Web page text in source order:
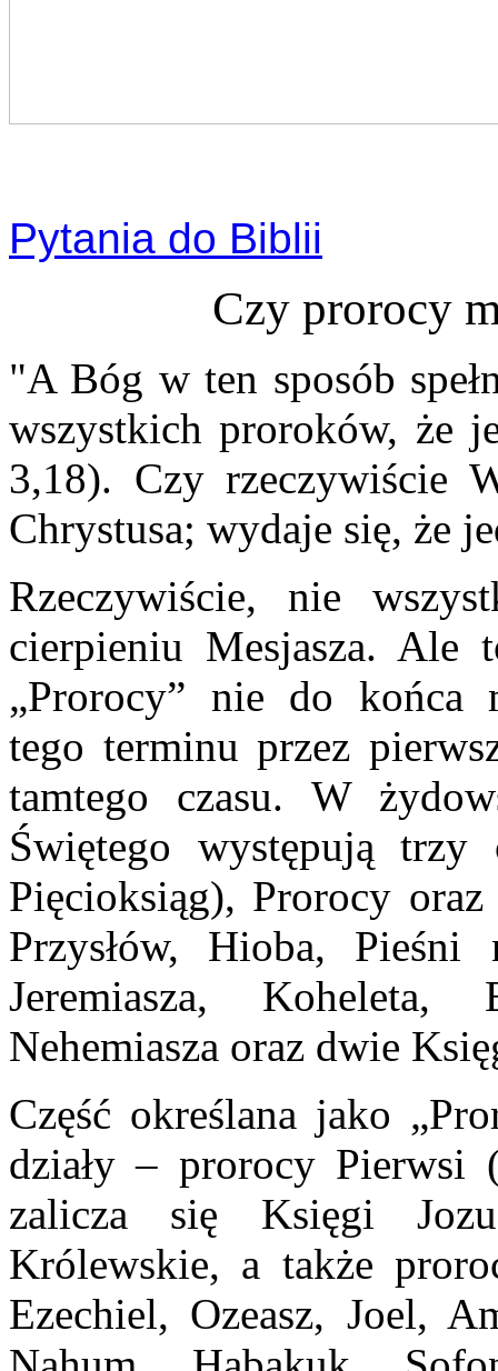
Pytania do Biblii
Czy prorocy
"A Bóg w ten sposób
wszystkich proroków, że
3,18). Czy rzeczywiście
Chrystusa; wydaje się, że
Rzeczywiście, nie
cierpieniu Mesjasza. Ale
„Prorocy” nie do końca
tego terminu przez
tamtego czasu. W
Świętego występują
Pięcioksiąg), Prorocy
Przysłów, Hioba,
Jeremiasza,
Nehemiasza oraz dwie
Część określana jako
działy – prorocy Pierwsi
zalicza się Księgi
Królewskie, a także
Ezechiel, Ozeasz, Joel,